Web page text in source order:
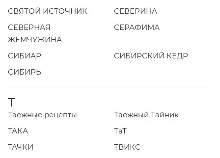
СВЯТОЙ ИСТОЧНИК
СЕВЕРИНА
СЕВЕРНАЯ
ЖЕМЧУЖИНА
СЕРАФИМА
СИБИАР
СИБИРСКИЙ КЕДР
СИБИРЬ
Т
Таежные рецепты
Таежный Тайник
ТАКА
ТаТ
ТАЧКИ
ТВИКС